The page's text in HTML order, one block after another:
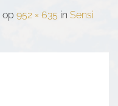
op 952 × 635 in Sensi